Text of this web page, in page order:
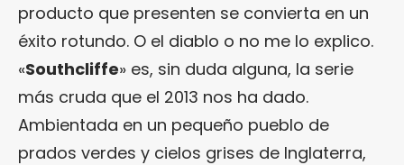
producto que presenten se convierta en un
éxito rotundo. O el diablo o no me lo explico.
«Southcliffe» es, sin duda alguna, la serie
más cruda que el 2013 nos ha dado.
Ambientada en un pequeño pueblo de
prados verdes y cielos grises de Inglaterra,